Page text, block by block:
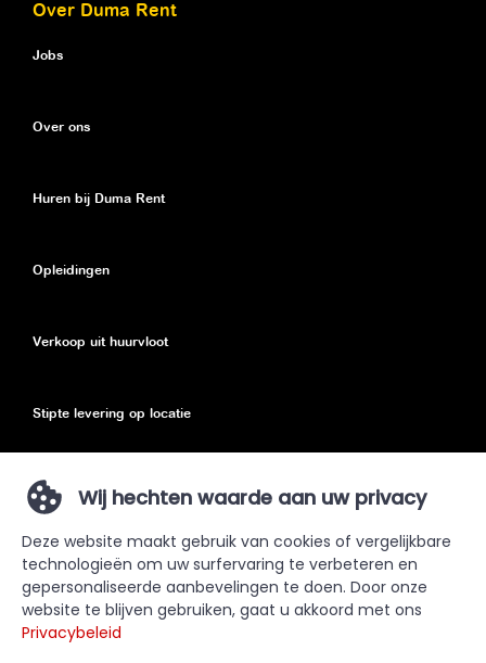
Over Duma Rent
Jobs
Over ons
Huren bij Duma Rent
Opleidingen
Verkoop uit huurvloot
Stipte levering op locatie
Eco toeslag
Privacy Policy
Sitemap
Wij hechten waarde aan uw privacy
Deze website maakt gebruik van cookies of vergelijkbare
technologieën om uw surfervaring te verbeteren en
gepersonaliseerde aanbevelingen te doen. Door onze
website te blijven gebruiken, gaat u akkoord met ons
Privacybeleid